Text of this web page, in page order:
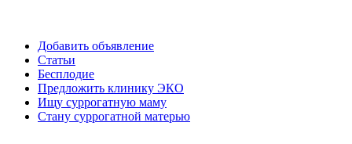
Добавить объявление
Статьи
Бесплодие
Предложить клинику ЭКО
Ищу суррогатную маму
Стану суррогатной матерью